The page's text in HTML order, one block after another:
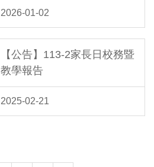
2026-01-02
【公告】113-2家長日校務暨
教學報告
2025-02-21